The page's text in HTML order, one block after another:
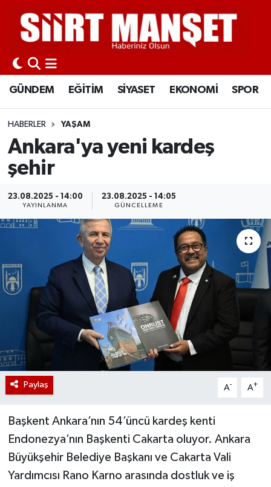
GÜNDEM EĞİTİM SİYASET EKONOMİ SPOR
HABERLER YAŞAM
Ankara'ya yeni kardeş
şehir
23.08.2025 - 14:00
YAYINLANMA
23.08.2025 - 14:05
GÜNCELLEME
Paylaş A- A+
Başkent Ankara’nın 54’üncü kardeş kenti
Endonezya’nın Başkenti Cakarta oluyor. Ankara
Büyükşehir Belediye Başkanı ve Cakarta Vali
Yardımcısı Rano Karno arasında dostluk ve iş
GÜNDEM
EĞİTİM
SİYASET
EKONOMİ
SPOR
İLÇELER
KÜLTÜR-SANAT
SAĞLIK-YAŞAM
Siirt Nöbetçi Eczaneler
Siirt Hava Durumu
Siirt Namaz Vakitleri
Siirt Trafik Yoğunluk Haritası
Süper Lig Puan Durumu ve Fikstür
Tüm Manşetler
Son Dakika Haberleri
Haber Arşivi